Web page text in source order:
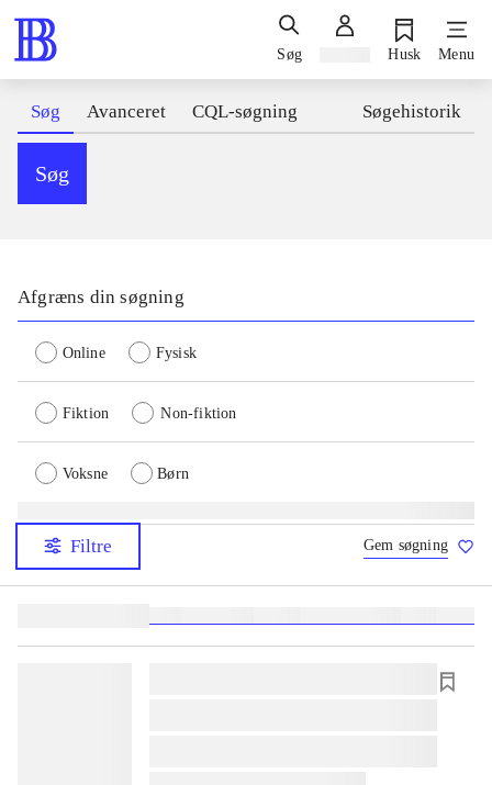
Søg Husk Menu
Søg Avanceret CQL-søgning Søgehistorik
Søg
Afgræns din søgning
Online Fysisk
Fiktion Non-fiktion
Voksne Børn
Filtre Gem søgning
lorem ipsum dolor sit amet ...